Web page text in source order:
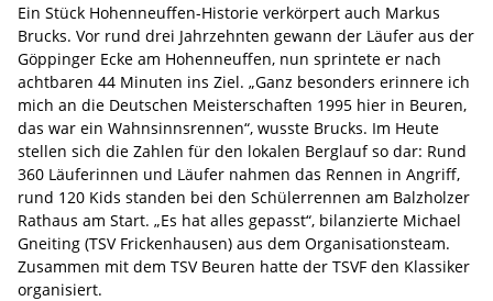
Ein Stück Hohenneuffen-Historie verkörpert auch Markus
Brucks. Vor rund drei Jahrzehnten gewann der Läufer aus der
Göppinger Ecke am Hohenneuffen, nun sprintete er nach
achtbaren 44 Minuten ins Ziel. „Ganz besonders erinnere ich
mich an die Deutschen Meisterschaften 1995 hier in Beuren,
das war ein Wahnsinnsrennen“, wusste Brucks. Im Heute
stellen sich die Zahlen für den lokalen Berglauf so dar: Rund
360 Läuferinnen und Läufer nahmen das Rennen in Angriff,
rund 120 Kids standen bei den Schülerrennen am Balzholzer
Rathaus am Start. „Es hat alles gepasst“, bilanzierte Michael
Gneiting (TSV Frickenhausen) aus dem Organisationsteam.
Zusammen mit dem TSV Beuren hatte der TSVF den Klassiker
organisiert.